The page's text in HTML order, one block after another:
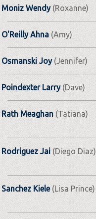
Moniz Wendy(Roxanne)
O'Reilly Ahna (Amy)
Osmanski Joy(Jennifer)
Poindexter Larry(Dave)
Rath Meaghan (Tatiana)
Rodriguez Jai(Diego Diaz)
Sanchez Kiele(Lisa Prince)